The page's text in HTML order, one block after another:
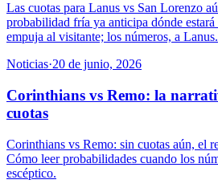
Las cuotas para Lanus vs San Lorenzo
probabilidad fría ya anticipa dónde
empuja al visitante; los números, a Lanus.
Noticias·20 de junio, 2026
Corinthians vs Remo: la
cuotas
Corinthians vs Remo: sin cuotas aún, el
Cómo leer probabilidades cuando los
escéptico.